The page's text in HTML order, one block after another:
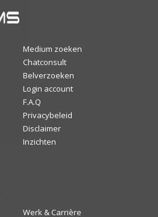
Medium zoeken
Chatconsult
Belverzoeken
Login account
F.A.Q
Privacybeleid
Disclaimer
Inzichten
Werk & Carrière